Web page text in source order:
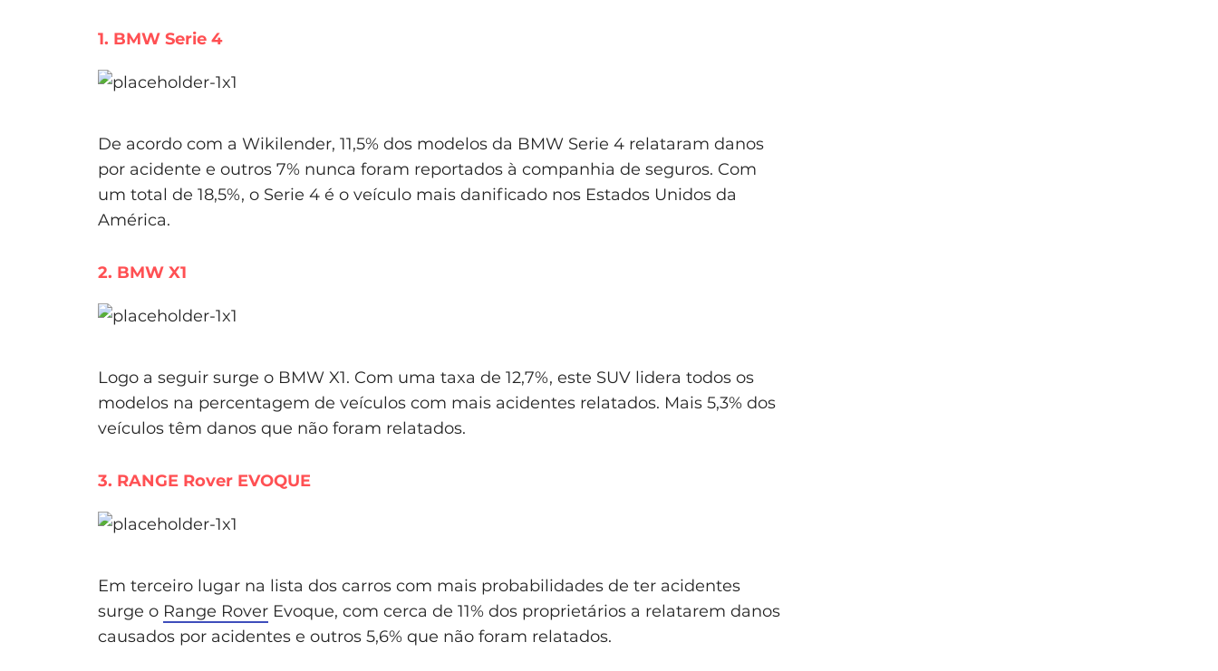
1. BMW Serie 4
De acordo com a Wikilender, 11,5% dos modelos da BMW Serie 4 relataram danos
por acidente e outros 7% nunca foram reportados à companhia de seguros. Com
um total de 18,5%, o Serie 4 é o veículo mais danificado nos Estados Unidos da
América.
2. BMW X1
Logo a seguir surge o BMW X1. Com uma taxa de 12,7%, este SUV lidera todos os
modelos na percentagem de veículos com mais acidentes relatados. Mais 5,3% dos
veículos têm danos que não foram relatados.
3. RANGE Rover EVOQUE
Em terceiro lugar na lista dos carros com mais probabilidades de ter acidentes
surge o Range Rover Evoque, com cerca de 11% dos proprietários a relatarem danos
causados por acidentes e outros 5,6% que não foram relatados.